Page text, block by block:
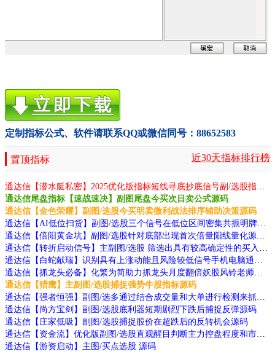
定制指标公式、软件请联系QQ或微信同号：88652583
置顶指标 近30天指标排行榜
通达信尾盘指标【速战速决】副图尾盘今买次日卖公式源码
通达信【金色荣耀】副图/选股今买明卖微利战法排序辅助决策源码
通达信【猎鹰】主副图/选股捕捉强势牛股指标源码
通达信【尚方宝剑】副图/选股底利器短期剧烈下跌后捕捉反弹源码
通达信【庄家低吸】副图/选股捕捉股价在超跌后的反转机会源码
通达信【游资启动】主图/买点选股 源码